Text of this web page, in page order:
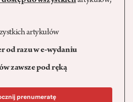
artykułów
od razu w e-wydaniu
zawsze pod ręką
prenumeratę